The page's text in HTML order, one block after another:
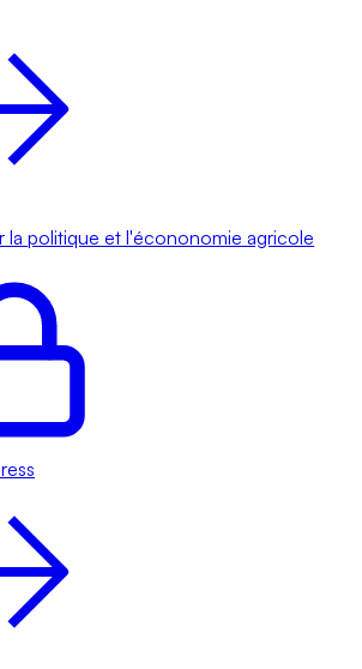
la politique et l'écononomie agricole